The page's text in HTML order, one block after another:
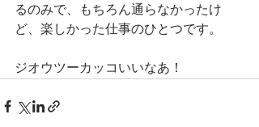
るのみで、もちろん通らなかったけ
ど、楽しかった仕事のひとつです。
ジオウツーカッコいいなあ！